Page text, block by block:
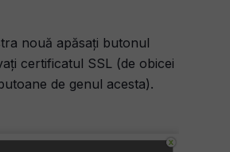
nouă apăsați butonul
certificatul SSL (de obicei
de genul acesta).